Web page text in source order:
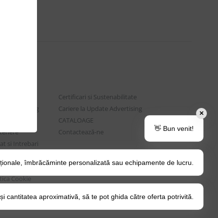
Advertising
si Intrebari
Tips&Tricks
Cookie
Certificari si Sustenabilitate
Cariere la Update Advertising
CATALOAGE
Contactează-ne
✕
👋 Bun venit!
îmbrăcăminte personalizată sau echipamente de lucru.
cantitatea aproximativă, să te pot ghida către oferta potrivită.